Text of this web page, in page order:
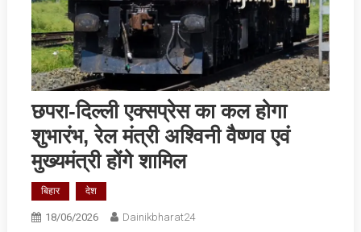
छपरा-दिल्ली एक्सप्रेस का कल होगा
शुभारंभ, रेल मंत्री अश्विनी वैष्णव एवं
मुख्यमंत्री होंगे शामिल
बिहार देश
18/06/2026 Dainikbharat24